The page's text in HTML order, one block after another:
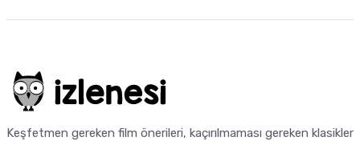
Keşfetmen gereken film önerileri, kaçırılmaması gereken klasikler